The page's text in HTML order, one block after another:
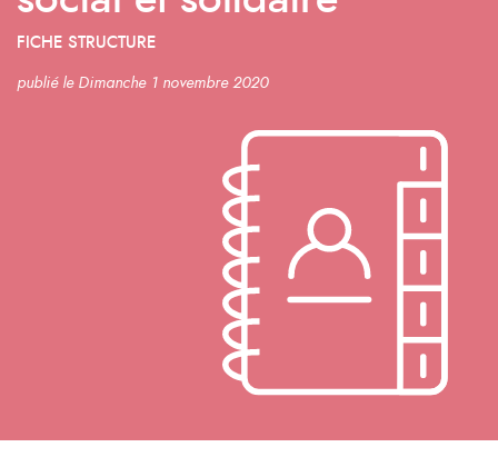
FICHE STRUCTURE
publié le Dimanche 1 novembre 2020